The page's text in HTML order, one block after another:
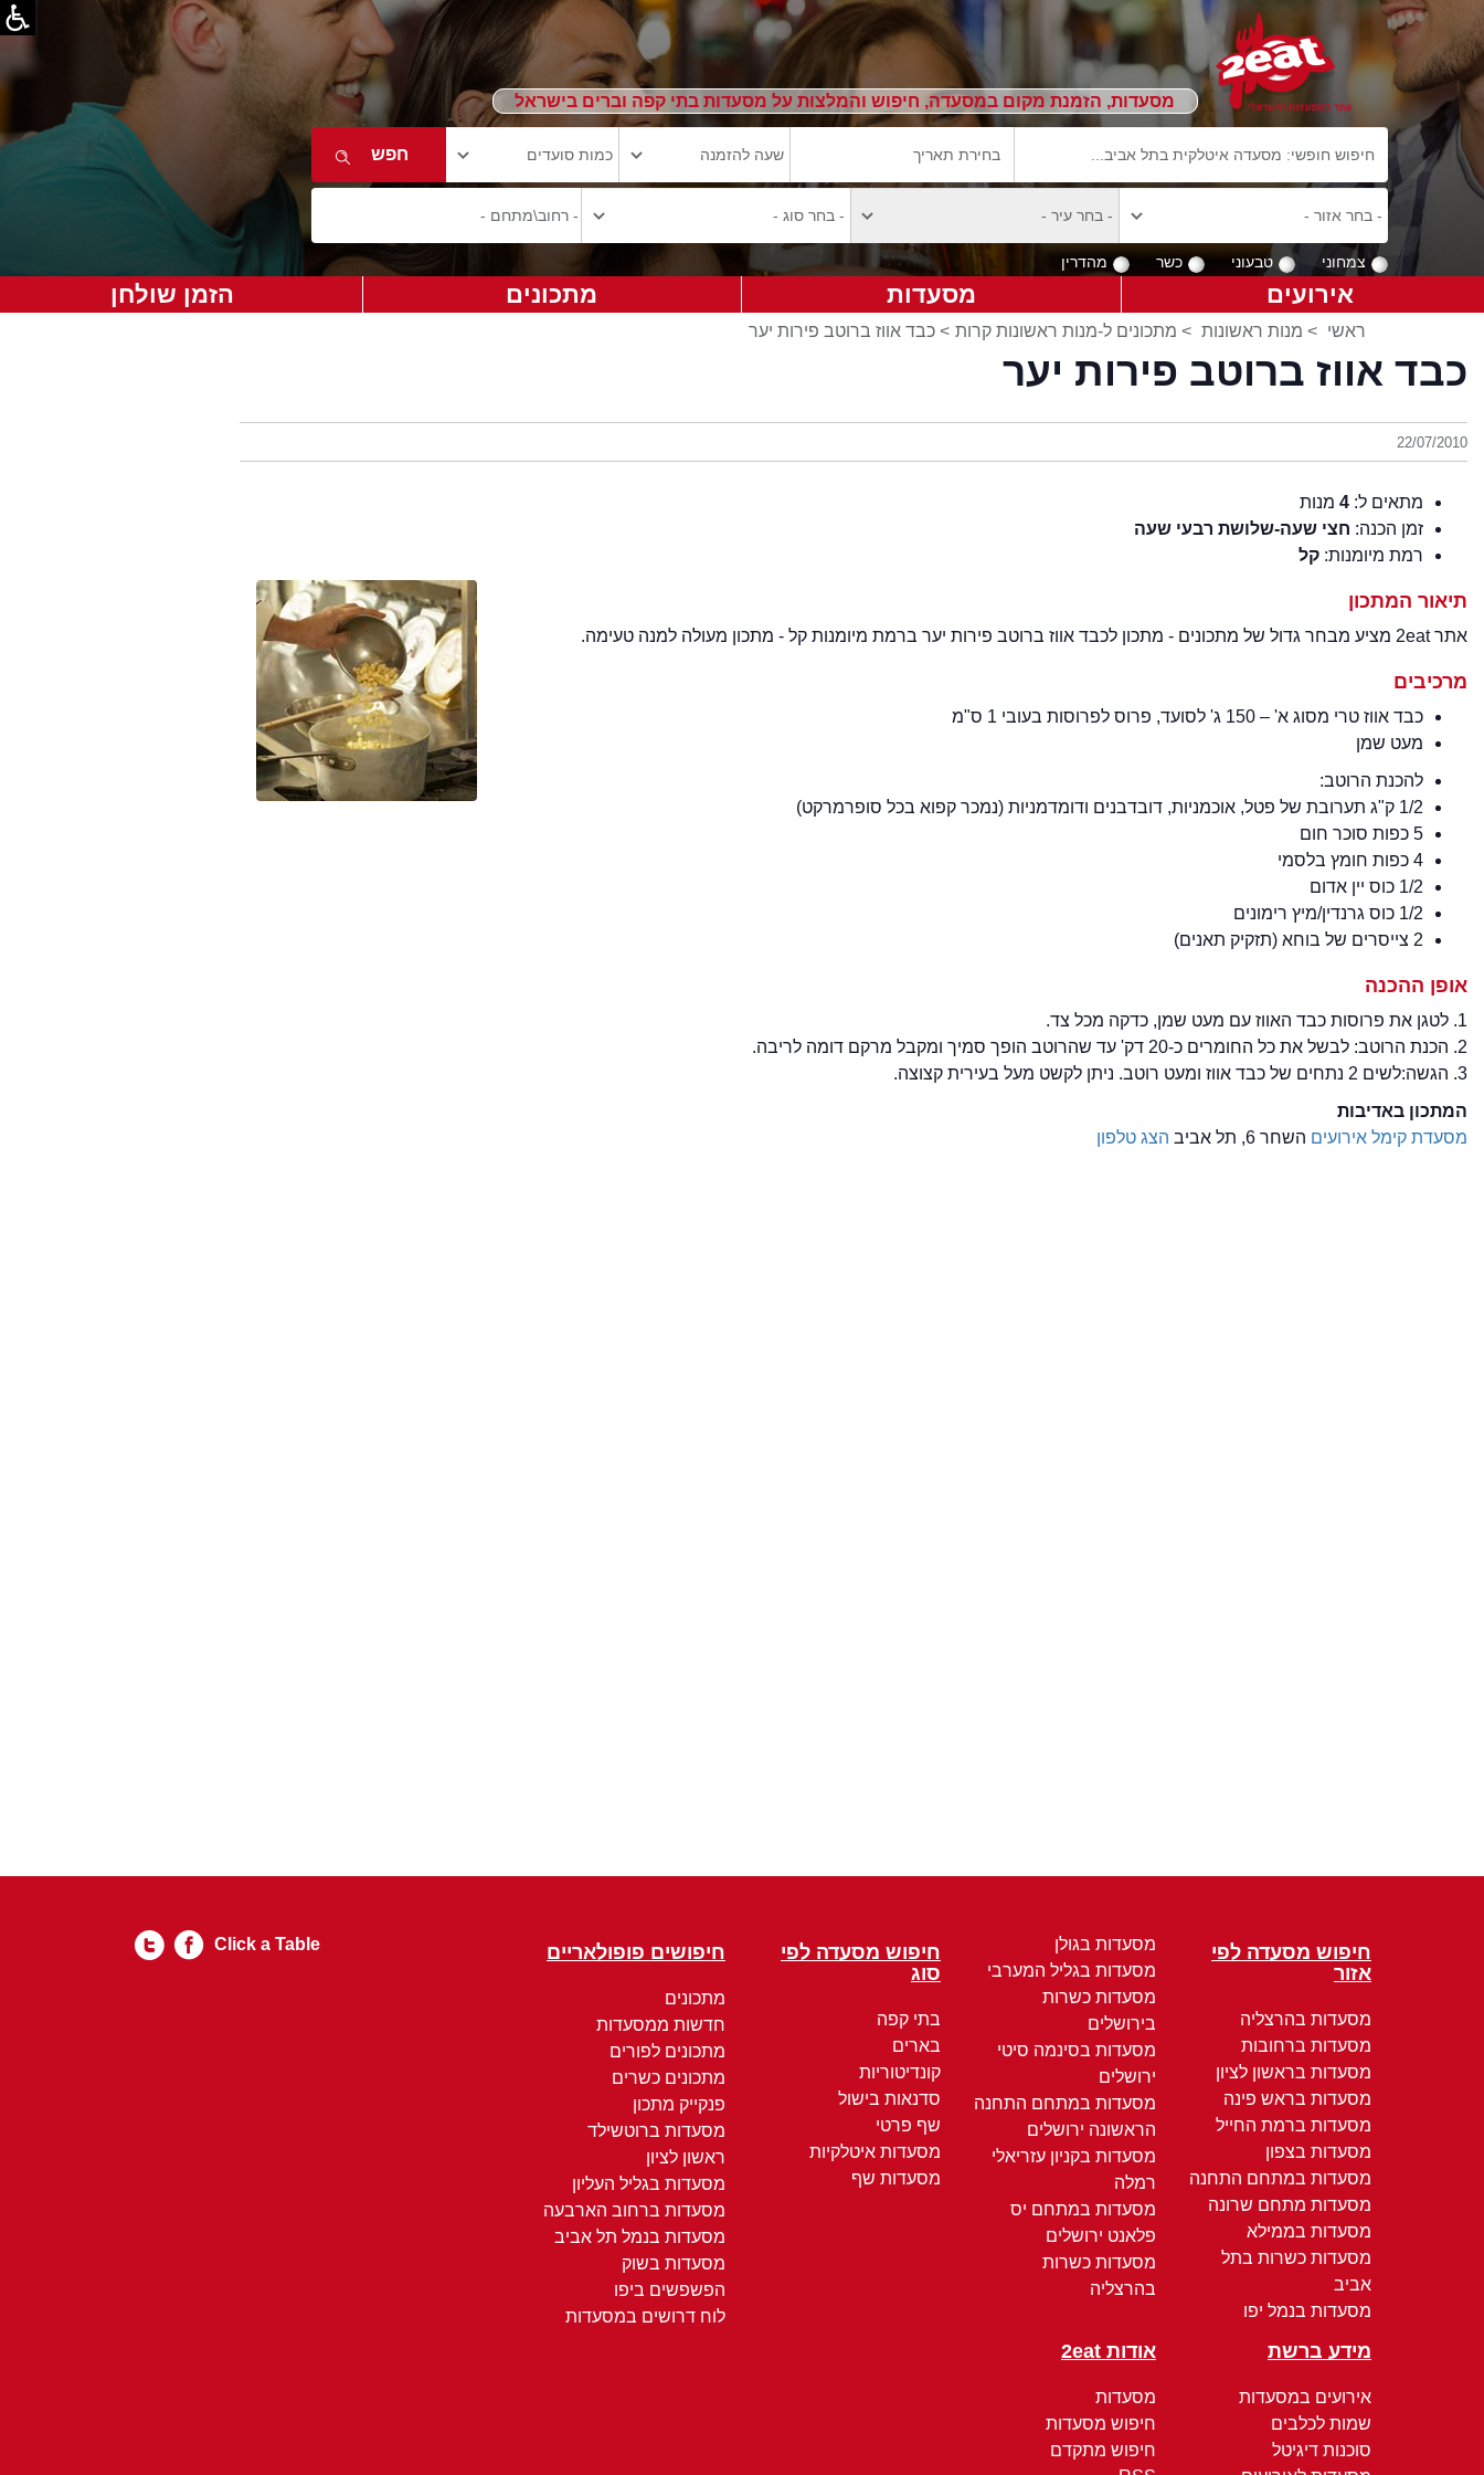
מסעדות, הזמנת מקום במסעדה, חיפוש והמלצות על מסעדות בתי קפה וברים בישראל
צמחוני טבעוני כשר מהדרין
אירועים מסעדות מתכונים הזמן שולחן
ראשי > מנות ראשונות > מתכונים ל-מנות ראשונות קרות > כבד אווז ברוטב פירות יער
כבד אווז ברוטב פירות יער
22/07/2010
מתאים ל: 4 מנות
זמן הכנה: חצי שעה-שלושת רבעי שעה
רמת מיומנות: קל
תיאור המתכון
אתר 2eat מציע מבחר גדול של מתכונים - מתכון לכבד אווז ברוטב פירות יער ברמת מיומנות קל - מתכון מעולה למנה טעימה.
מרכיבים
כבד אווז טרי מסוג א' – 150 ג' לסועד, פרוס לפרוסות בעובי 1 ס"מ
מעט שמן
להכנת הרוטב:
1/2 ק"ג תערובת של פטל, אוכמניות, דובדבנים ודומדמניות (נמכר קפוא בכל סופרמרקט)
5 כפות סוכר חום
4 כפות חומץ בלסמי
1/2 כוס יין אדום
1/2 כוס גרנדין/מיץ רימונים
2 צייסרים של בוחא (תזקיק תאנים)
אופן ההכנה
1. לטגן את פרוסות כבד האווז עם מעט שמן, כדקה מכל צד.
2. הכנת הרוטב: לבשל את כל החומרים כ-20 דק' עד שהרוטב הופך סמיך ומקבל מרקם דומה לריבה.
3. הגשה:לשים 2 נתחים של כבד אווז ומעט רוטב. ניתן לקשט מעל בעירית קצוצה.
המתכון באדיבות
מסעדת קימל אירועים השחר 6, תל אביב הצג טלפון
חיפוש מסעדה לפי
אזור
מסעדות בהרצליה
מסעדות ברחובות
מסעדות בראשון לציון
מסעדות בראש פינה
מסעדות ברמת החייל
מסעדות בצפון
מסעדות במתחם התחנה
מסעדות מתחם שרונה
מסעדות בממילא
מסעדות כשרות בתל
אביב
מסעדות בנמל יפו
מסעדות בגולן
מסעדות בגליל המערבי
מסעדות כשרות
בירושלים
מסעדות בסינמה סיטי
ירושלים
מסעדות במתחם התחנה
הראשונה ירושלים
מסעדות בקניון עזריאלי
רמלה
מסעדות במתחם יס
פלאנט ירושלים
מסעדות כשרות
בהרצליה
חיפוש מסעדה לפי
סוג
בתי קפה
בארים
קונדיטוריות
סדנאות בישול
שף פרטי
מסעדות איטלקיות
מסעדות שף
חיפושים פופולאריים
מתכונים
חדשות ממסעדות
מתכונים לפורים
מתכונים כשרים
פנקייק מתכון
מסעדות ברוטשילד
ראשון לציון
מסעדות בגליל העליון
מסעדות ברחוב הארבעה
מסעדות בנמל תל אביב
מסעדות בשוק
הפשפשים ביפו
לוח דרושים במסעדות
מידע ברשת
אירועים במסעדות
שמות לכלבים
סוכנות דיגיטל
אודות 2eat
מסעדות
חיפוש מסעדות
חיפוש מתקדם
Click a Table